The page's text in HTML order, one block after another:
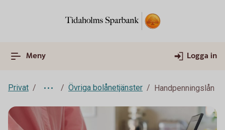
Meny Logga in
Privat Övriga bolånetjänster Handpenningslån